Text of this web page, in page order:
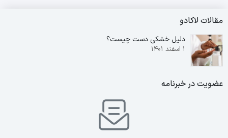
مقالات لاکادو
دلیل خشکی دست چیست؟
۱ اسفند ۱۴۰۱
عضویت در خبرنامه